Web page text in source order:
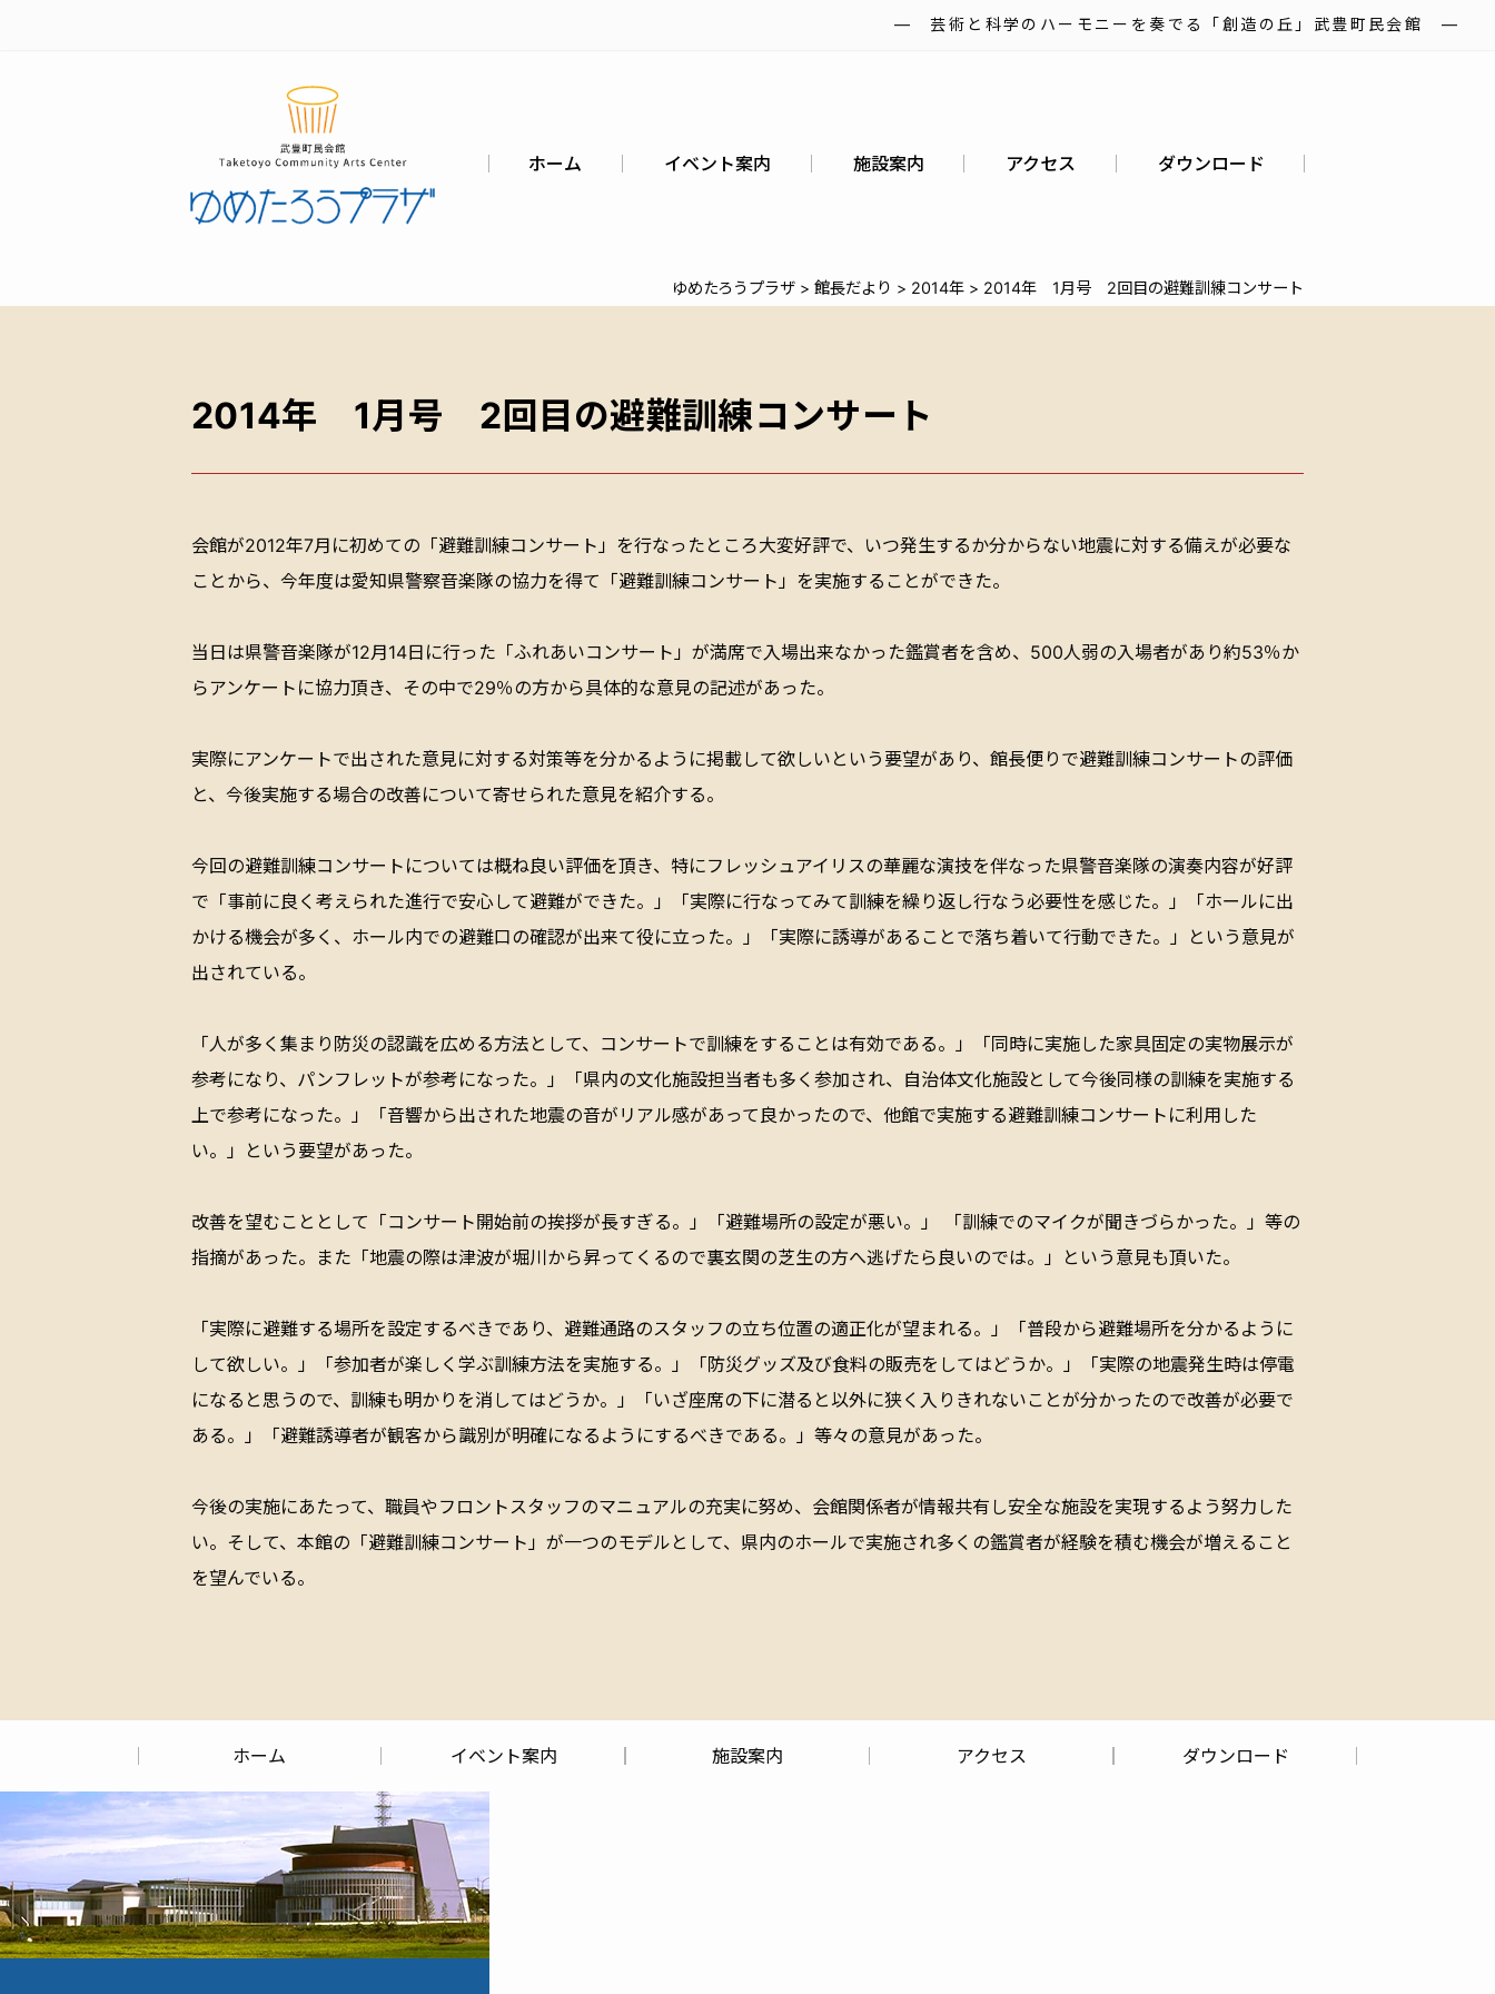
― 芸術と科学のハーモニーを奏でる「創造の丘」武豊町民会館 ―
ホーム イベント案内 施設案内 アクセス ダウンロード
ゆめたろうプラザ > 館長だより > 2014年 > 2014年 1月号 2回目の避難訓練コンサート
2014年 1月号 2回目の避難訓練コンサート
会館が2012年7月に初めての「避難訓練コンサート」を行なったところ大変好評で、いつ発生するか分からない地震に対する備えが必要な
ことから、今年度は愛知県警察音楽隊の協力を得て「避難訓練コンサート」を実施することができた。
当日は県警音楽隊が12月14日に行った「ふれあいコンサート」が満席で入場出来なかった鑑賞者を含め、500人弱の入場者があり約53％か
らアンケートに協力頂き、その中で29％の方から具体的な意見の記述があった。
実際にアンケートで出された意見に対する対策等を分かるように掲載して欲しいという要望があり、館長便りで避難訓練コンサートの評価
と、今後実施する場合の改善について寄せられた意見を紹介する。
今回の避難訓練コンサートについては概ね良い評価を頂き、特にフレッシュアイリスの華麗な演技を伴なった県警音楽隊の演奏内容が好評
で「事前に良く考えられた進行で安心して避難ができた。」「実際に行なってみて訓練を繰り返し行なう必要性を感じた。」「ホールに出
かける機会が多く、ホール内での避難口の確認が出来て役に立った。」「実際に誘導があることで落ち着いて行動できた。」という意見が
出されている。
「人が多く集まり防災の認識を広める方法として、コンサートで訓練をすることは有効である。」「同時に実施した家具固定の実物展示が
参考になり、パンフレットが参考になった。」「県内の文化施設担当者も多く参加され、自治体文化施設として今後同様の訓練を実施する
上で参考になった。」「音響から出された地震の音がリアル感があって良かったので、他館で実施する避難訓練コンサートに利用した
い。」という要望があった。
改善を望むこととして「コンサート開始前の挨拶が長すぎる。」「避難場所の設定が悪い。」 「訓練でのマイクが聞きづらかった。」等の
指摘があった。また「地震の際は津波が堀川から昇ってくるので裏玄関の芝生の方へ逃げたら良いのでは。」という意見も頂いた。
「実際に避難する場所を設定するべきであり、避難通路のスタッフの立ち位置の適正化が望まれる。」「普段から避難場所を分かるように
して欲しい。」「参加者が楽しく学ぶ訓練方法を実施する。」「防災グッズ及び食料の販売をしてはどうか。」「実際の地震発生時は停電
になると思うので、訓練も明かりを消してはどうか。」「いざ座席の下に潜ると以外に狭く入りきれないことが分かったので改善が必要で
ある。」「避難誘導者が観客から識別が明確になるようにするべきである。」等々の意見があった。
今後の実施にあたって、職員やフロントスタッフのマニュアルの充実に努め、会館関係者が情報共有し安全な施設を実現するよう努力した
い。そして、本館の「避難訓練コンサート」が一つのモデルとして、県内のホールで実施され多くの鑑賞者が経験を積む機会が増えること
を望んでいる。
ホーム イベント案内 施設案内 アクセス ダウンロード